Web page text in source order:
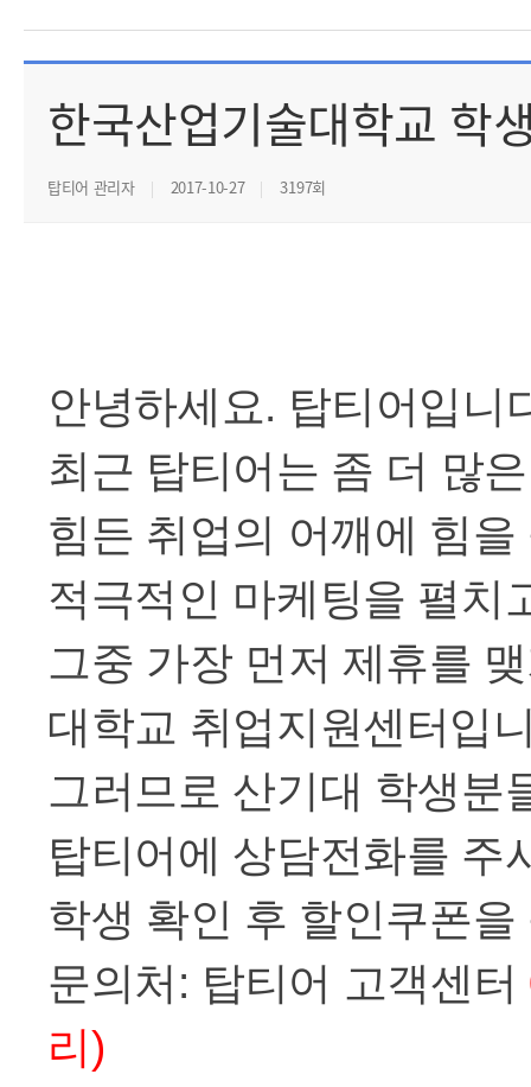
한국산업기술대학교 학
탑티어 관리자 2017-10-27 3197회
안녕하세요. 탑티어입니
최근 탑티어는 좀 더 많
힘든 취업의 어깨에 힘
적극적인 마케팅을 펼치
그중 가장 먼저 제휴를
대학교 취업지원센터입
그러므로 산기대 학생분
탑티어에 상담전화를 주
학생 확인 후 할인쿠폰
문의처 : 탑티어 고객센터
리 )